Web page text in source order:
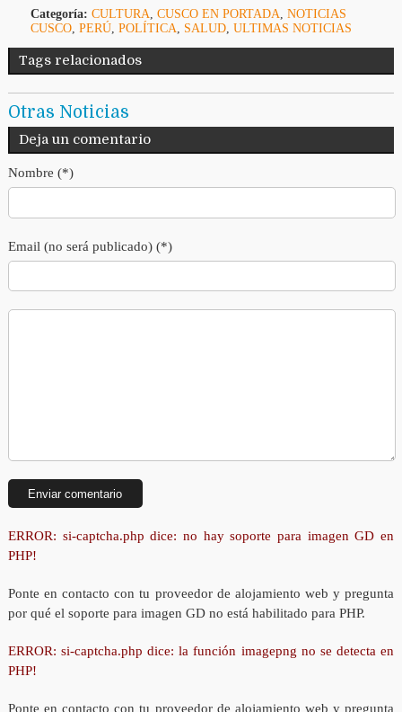
Categoría: CULTURA, CUSCO EN PORTADA, NOTICIAS
CUSCO, PERÚ, POLÍTICA, SALUD, ULTIMAS NOTICIAS
Tags relacionados
Otras Noticias
Deja un comentario
Nombre (*)
Email (no será publicado) (*)
ERROR: si-captcha.php dice: no hay soporte para imagen GD en
PHP!
Ponte en contacto con tu proveedor de alojamiento web y pregunta
por qué el soporte para imagen GD no está habilitado para PHP.
ERROR: si-captcha.php dice: la función imagepng no se detecta en
PHP!
Ponte en contacto con tu proveedor de alojamiento web y pregunta